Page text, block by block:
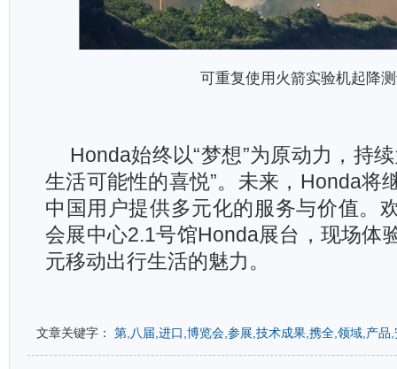
可重复使用火箭实验机起降
Honda始终以“梦想”为原动力，持
生活可能性的喜悦”。未来，Honda将
中国用户提供多元化的服务与价值。
会展中心2.1号馆Honda展台，现场体
元移动出行生活的魅力。
文章关键字： 第,八届,进口,博览会,参展,技术成果,携全,领域,产品,